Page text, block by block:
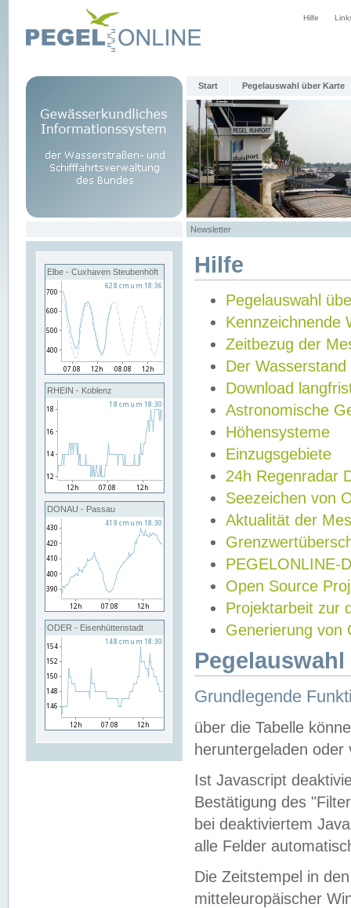
Hilfe
Start Pegelauswahl über Karte
Newsletter
Elbe - Cuxhaven Steubenhöft
RHEIN - Koblenz
DONAU - Passau
ODER - Eisenhüttenstadt
Hilfe
Pegelauswahl
Kennzeichnende
Zeitbezug der
Der Wasserstand
Download
Astronomische
Höhensysteme
Einzugsgebiete
24h Regenradar
Seezeichen von
Aktualität der
PEGELONLINE-
Open Source
Projektarbeit zur
Generierung von
Grundlegende
über die Tabelle
heruntergeladen oder
Ist Javascript
Bestätigung des
bei deaktiviertem
alle Felder
Die Zeitstempel in
mitteleuropäischer